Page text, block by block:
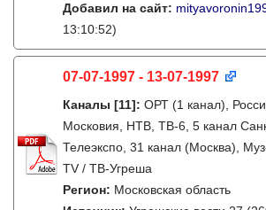
Добавил на сайт:
13:10:52)
07-07-1997 - 13-07-1997
Каналы [11]: ОРТ (1 канал),
Московия, НТВ, ТВ-6, 5 канал
Телеэкспо, 31 канал (Москва),
TV / ТВ-Угреша
Регион: Московская область